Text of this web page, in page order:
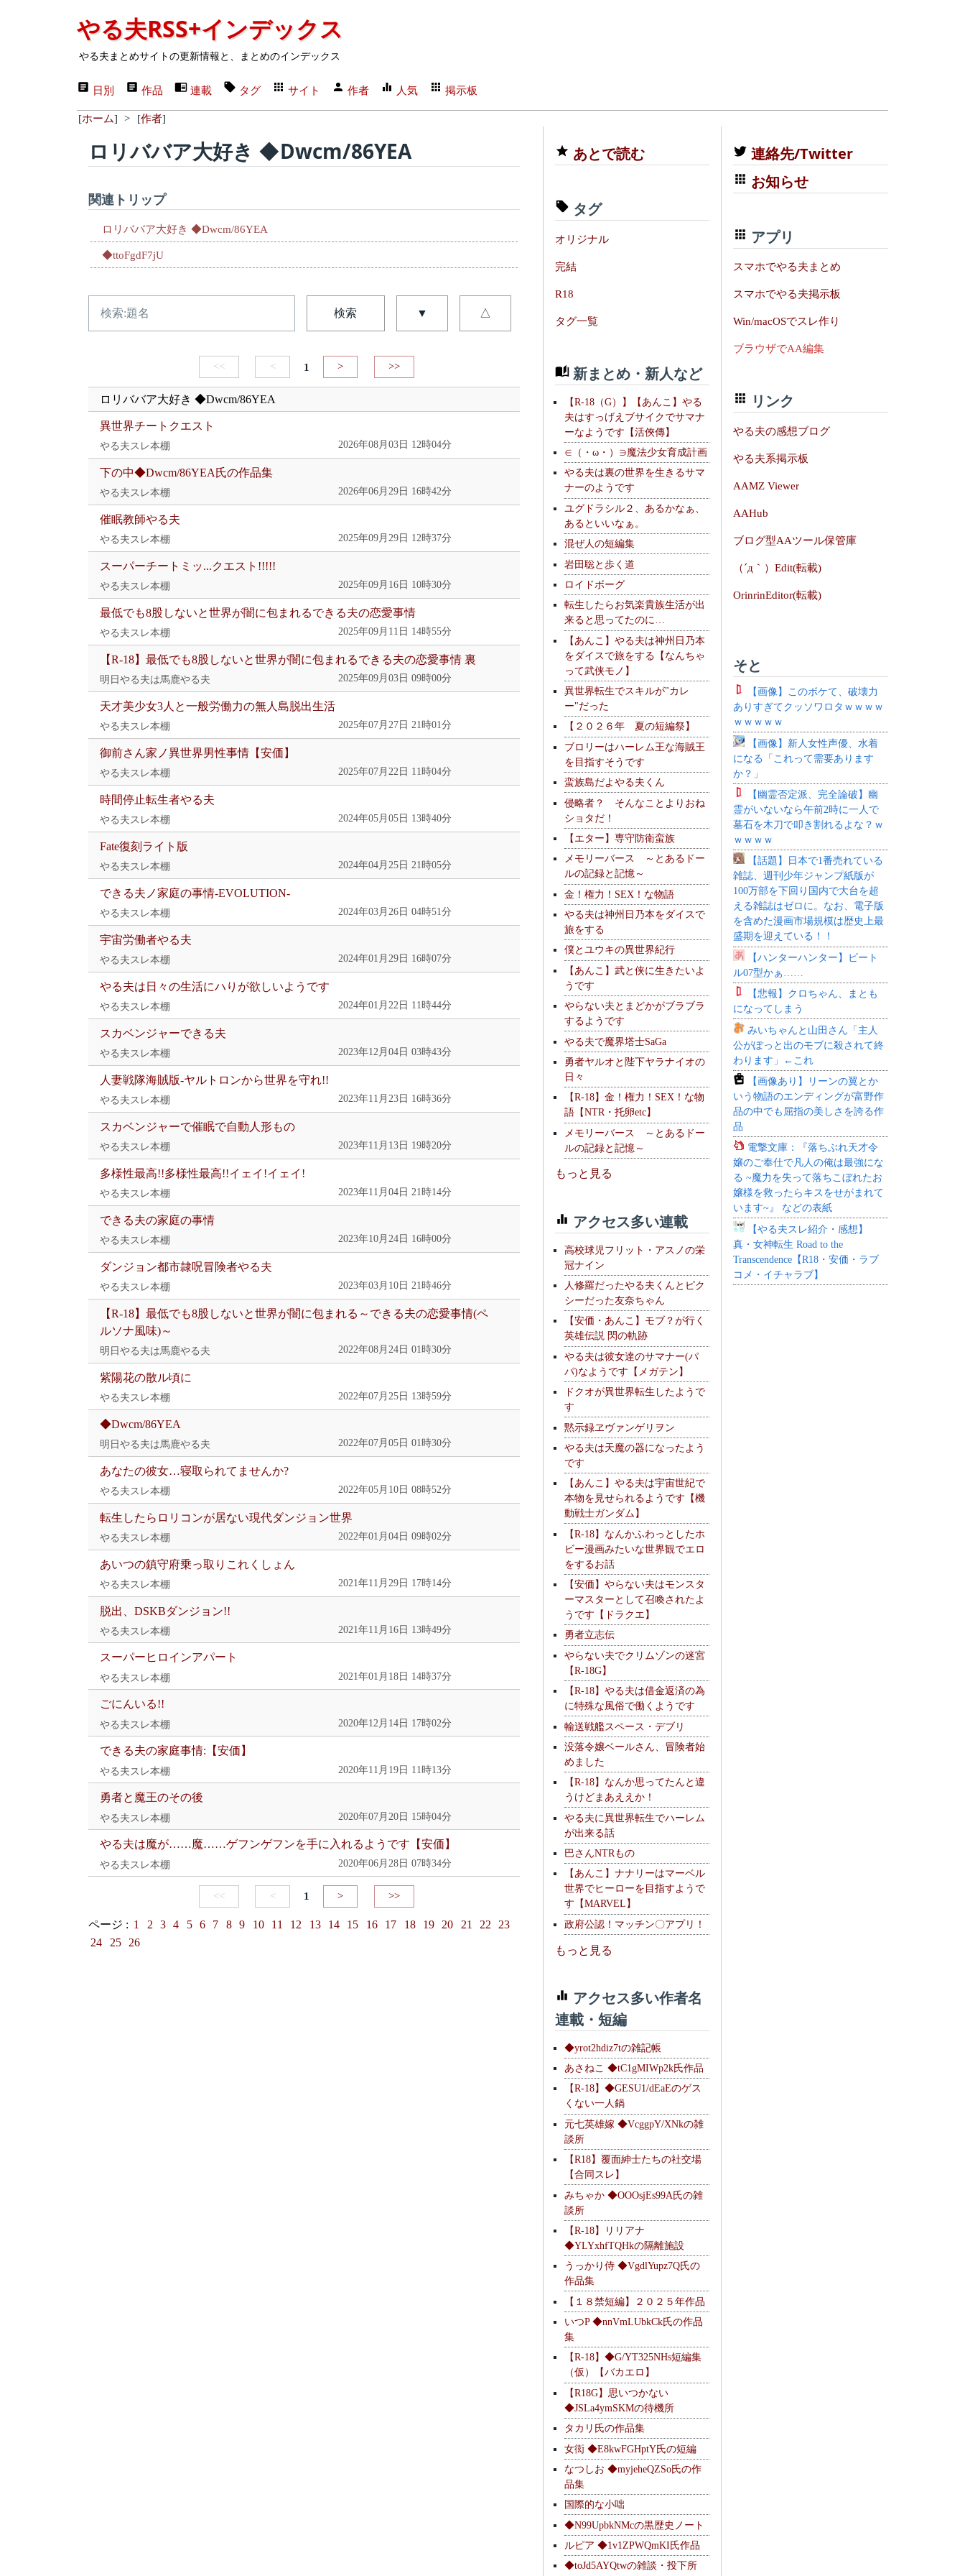
やる夫RSS+インデックス
やる夫まとめサイトの更新情報と、まとめのインデックス
日別 作品 連載 タグ サイト 作者 人気 掲示板
[ホーム] > [作者]
ロリババア大好き ◆Dwcm/86YEA
関連トリップ
ロリババア大好き ◆Dwcm/86YEA
◆ttoFgdF7jU
検索 ▼ △
<< < 1 > >>
ロリババア大好き ◆Dwcm/86YEA
異世界チートクエスト
やる夫スレ本棚 2026年08月03日 12時04分
下の中◆Dwcm/86YEA氏の作品集
やる夫スレ本棚 2026年06月29日 16時42分
催眠教師やる夫
やる夫スレ本棚 2025年09月29日 12時37分
スーパーチートミッ...クエスト!!!!!
やる夫スレ本棚 2025年09月16日 10時30分
最低でも8股しないと世界が闇に包まれるできる夫の恋愛事情
やる夫スレ本棚 2025年09月11日 14時55分
【R-18】最低でも8股しないと世界が闇に包まれるできる夫の恋愛事情 裏
明日やる夫は馬鹿やる夫 2025年09月03日 09時00分
天才美少女3人と一般労働力の無人島脱出生活
やる夫スレ本棚 2025年07月27日 21時01分
御前さん家ノ異世界男性事情【安価】
やる夫スレ本棚 2025年07月22日 11時04分
時間停止転生者やる夫
やる夫スレ本棚 2024年05月05日 13時40分
Fate復刻ライト版
やる夫スレ本棚 2024年04月25日 21時05分
できる夫ノ家庭の事情-EVOLUTION-
やる夫スレ本棚 2024年03月26日 04時51分
宇宙労働者やる夫
やる夫スレ本棚 2024年01月29日 16時07分
やる夫は日々の生活にハりが欲しいようです
やる夫スレ本棚 2024年01月22日 11時44分
スカベンジャーできる夫
やる夫スレ本棚 2023年12月04日 03時43分
人妻戦隊海賊版-ヤルトロンから世界を守れ!!
やる夫スレ本棚 2023年11月23日 16時36分
スカベンジャーで催眠で自動人形もの
やる夫スレ本棚 2023年11月13日 19時20分
多様性最高!!多様性最高!!イェイ!イェイ!
やる夫スレ本棚 2023年11月04日 21時14分
できる夫の家庭の事情
やる夫スレ本棚 2023年10月24日 16時00分
ダンジョン都市隷呪冒険者やる夫
やる夫スレ本棚 2023年03月10日 21時46分
【R-18】最低でも8股しないと世界が闇に包まれる～できる夫の恋愛事情(ペ
ルソナ風味)～
明日やる夫は馬鹿やる夫 2022年08月24日 01時30分
紫陽花の散ル頃に
やる夫スレ本棚 2022年07月25日 13時59分
◆Dwcm/86YEA
明日やる夫は馬鹿やる夫 2022年07月05日 01時30分
あなたの彼女…寝取られてませんか?
やる夫スレ本棚 2022年05月10日 08時52分
転生したらロリコンが居ない現代ダンジョン世界
やる夫スレ本棚 2022年01月04日 09時02分
あいつの鎮守府乗っ取りこれくしょん
やる夫スレ本棚 2021年11月29日 17時14分
脱出、DSKBダンジョン!!
やる夫スレ本棚 2021年11月16日 13時49分
スーパーヒロインアパート
やる夫スレ本棚 2021年01月18日 14時37分
ごにんいる!!
やる夫スレ本棚 2020年12月14日 17時02分
できる夫の家庭事情:【安価】
やる夫スレ本棚 2020年11月19日 11時13分
勇者と魔王のその後
やる夫スレ本棚 2020年07月20日 15時04分
やる夫は魔が……魔……ゲフンゲフンを手に入れるようです【安価】
やる夫スレ本棚 2020年06月28日 07時34分
<< < 1 > >>
ページ : 1 2 3 4 5 6 7 8 9 10 11 12 13 14 15 16 17 18 19 20 21 22
23
24
25 26
あとで読む
タグ
オリジナル
完結
R18
タグ一覧
新まとめ・新人など
【R-18（G）】【あんこ】やる
夫はすっげえブサイクでサマナ
ーなようです【活俠傳】
∈（・ω・）∋魔法少女育成計画
やる夫は裏の世界を生きるサマ
ナーのようです
ユグドラシル２、あるかなぁ、
あるといいなぁ。
混ぜ人の短編集
岩田聡と歩く道
ロイドボーグ
転生したらお気楽貴族生活が出
来ると思ってたのに…
【あんこ】やる夫は神州日乃本
をダイスで旅をする【なんちゃ
って武侠モノ】
異世界転生でスキルが"カレ
ー"だった
【２０２６年 夏の短編祭】
ブロリーはハーレム王な海賊王
を目指すそうです
蛮族島だよやる夫くん
侵略者？ そんなことよりおね
ショタだ！
【エター】専守防衛蛮族
メモリーバース ～とあるドー
ルの記録と記憶～
金！権力！SEX！な物語
やる夫は神州日乃本をダイスで
旅をする
僕とユウキの異世界紀行
【あんこ】武と侠に生きたいよ
うです
やらない夫とまどかがブラブラ
するようです
やる夫で魔界塔士SaGa
勇者ヤルオと陛下ヤラナイオの
日々
【R-18】金！権力！SEX！な物
語【NTR・托卵etc】
メモリーバース ～とあるドー
ルの記録と記憶～
もっと見る
アクセス多い連載
高校球児フリット・アスノの栄
冠ナイン
人修羅だったやる夫くんとピク
シーだった友奈ちゃん
【安価・あんこ】モブ？が行く
英雄伝説 閃の軌跡
やる夫は彼女達のサマナー(パ
パ)なようです【メガテン】
ドクオが異世界転生したようで
す
黙示録ヱヴァンゲリヲン
やる夫は天魔の器になったよう
です
【あんこ】やる夫は宇宙世紀で
本物を見せられるようです【機
動戦士ガンダム】
【R-18】なんかふわっとしたホ
ビー漫画みたいな世界観でエロ
をするお話
【安価】やらない夫はモンスタ
ーマスターとして召喚されたよ
うです【ドラクエ】
勇者立志伝
やらない夫でクリムゾンの迷宮
【R-18G】
【R-18】やる夫は借金返済の為
に特殊な風俗で働くようです
輸送戦艦スペース・デブリ
没落令嬢ベールさん、冒険者始
めました
【R-18】なんか思ってたんと違
うけどまあええか！
やる夫に異世界転生でハーレム
が出来る話
巴さんNTRもの
【あんこ】ナナリーはマーベル
世界でヒーローを目指すようで
す【MARVEL】
政府公認！マッチン〇アプリ！
もっと見る
アクセス多い作者名
連載・短編
◆yrot2hdiz7tの雑記帳
あさねこ ◆tC1gMIWp2k氏作品
【R-18】◆GESU1/dEaEのゲス
くない一人鍋
元七英雄嫁 ◆VcggpY/XNkの雑
談所
【R18】覆面紳士たちの社交場
【合同スレ】
みちゃか ◆OOOsjEs99A氏の雑
談所
【R-18】リリアナ
◆YLYxhfTQHkの隔離施設
うっかり侍 ◆VgdlYupz7Q氏の
作品集
【１８禁短編】２０２５年作品
いつP ◆nnVmLUbkCk氏の作品
集
【R-18】◆G/YT325NHs短編集
（仮）【バカエロ】
【R18G】思いつかない
◆JSLa4ymSKMの待機所
タカリ氏の作品集
女衒 ◆E8kwFGHptY氏の短編
なつしお ◆myjeheQZSo氏の作
品集
国際的な小咄
◆N99UpbkNMcの黒歴史ノート
ルピア ◆1v1ZPWQmKI氏作品
◆toJd5AYQtwの雑談・投下所
連絡先/Twitter
お知らせ
アプリ
スマホでやる夫まとめ
スマホでやる夫掲示板
Win/macOSでスレ作り
ブラウザでAA編集
リンク
やる夫の感想ブログ
やる夫系掲示板
AAMZ Viewer
AAHub
ブログ型AAツール保管庫
（´д｀）Edit(転載)
OrinrinEditor(転載)
そと
【画像】このボケて、破壊力
ありすぎてクッソワロタｗｗｗｗ
ｗｗｗｗｗ
【画像】新人女性声優、水着
になる「これって需要あります
か？」
【幽霊否定派、完全論破】幽
霊がいないなら午前2時に一人で
墓石を木刀で叩き割れるよな？ｗ
ｗｗｗｗ
【話題】日本で1番売れている
雑誌、週刊少年ジャンプ紙版が
100万部を下回り国内で大台を超
える雑誌はゼロに。なお、電子版
を含めた漫画市場規模は歴史上最
盛期を迎えている！！
【ハンターハンター】ビート
ル07型かぁ……
【悲報】クロちゃん、まとも
になってしまう
みいちゃんと山田さん「主人
公がぽっと出のモブに殺されて終
わります」←これ
【画像あり】リーンの翼とか
いう物語のエンディングが富野作
品の中でも屈指の美しさを誇る作
品
電撃文庫：『落ちぶれ天才令
嬢のご奉仕で凡人の俺は最強にな
る ~魔力を失って落ちこぼれたお
嬢様を救ったらキスをせがまれて
います~』 などの表紙
【やる夫スレ紹介・感想】
真・女神転生 Road to the
Transcendence【R18・安価・ラブ
コメ・イチャラブ】